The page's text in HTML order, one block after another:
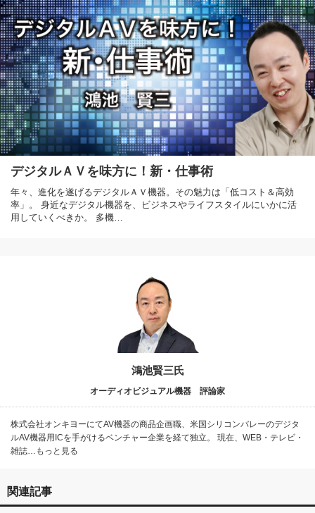
デジタルＡＶを味方に！新・仕事術
年々、進化を遂げるデジタルＡＶ機器。その魅力は「低コスト＆高効
率」。 身近なデジタル機器を、ビジネスやライフスタイルにいかに活
用していくべきか。 多機…
鴻池賢三氏
オーディオビジュアル機器 評論家
株式会社オンキヨーにてAV機器の商品企画職、米国シリコンバレーのデジタ
ルAV機器用ICを手がけるベンチャー企業を経て独立。 現在、WEB・テレビ・
雑誌…もっと見る
関連記事